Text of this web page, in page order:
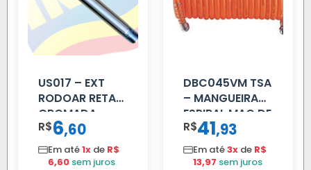
US017 – EXT
RODOAR RETA
CROMADA
R$6,60
Em até1x de R$
6,60 sem juros
DBC045VM TSA
– MANGUEIRA
ESPIRAL MAO DE
AMIGO UNIV 16
MM 4.5MTS
VERMELHA
R$41,93
Em até3x de R$
13,97 sem juros